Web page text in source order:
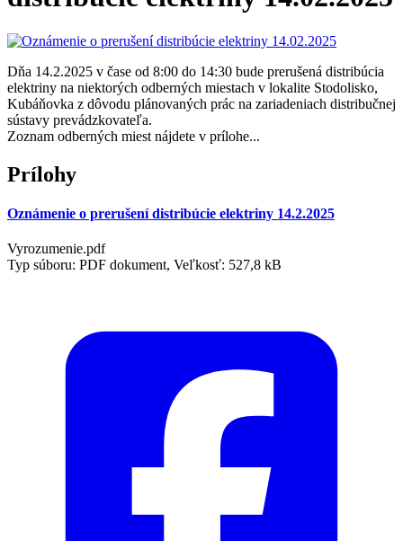
Dňa 14.2.2025 v čase od 8:00 do 14:30 bude prerušená distribúcia
elektriny na niektorých odberných miestach v lokalite Stodolisko,
Kubáňovka z dôvodu plánovaných prác na zariadeniach distribučnej
sústavy prevádzkovateľa.
Zoznam odberných miest nájdete v prílohe...
Prílohy
Oznámenie o prerušení distribúcie elektriny 14.2.2025
Vyrozumenie.pdf
Typ súboru: PDF dokument, Veľkosť: 527,8 kB